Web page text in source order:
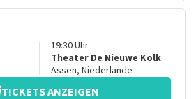
19:30Uhr
Theater De Nieuwe Kolk
Assen, Niederlande
TICKETS ANZEIGEN